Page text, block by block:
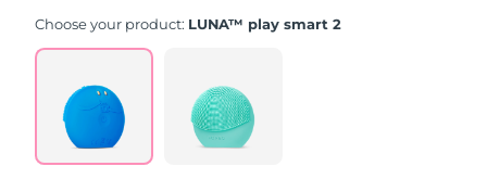
rating
Read
Reviews.
Same
page
link.
Choose your product: LUNA™ play smart 2